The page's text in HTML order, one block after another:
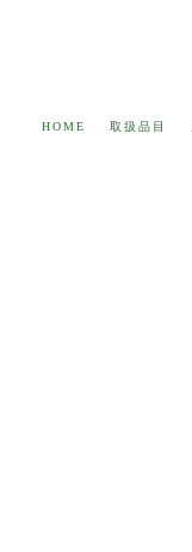
HOME 取扱品目